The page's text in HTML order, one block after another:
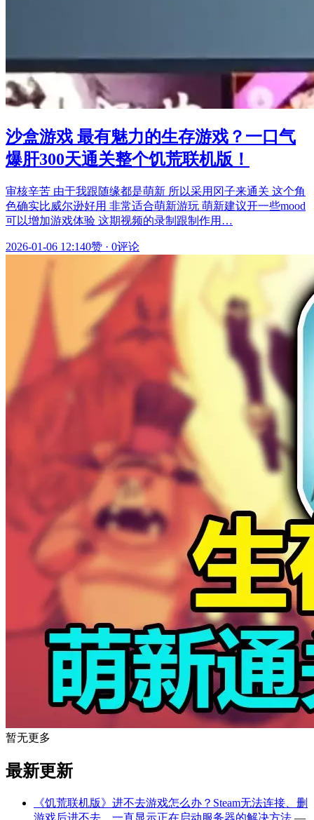
沙盒游戏 最有魅力的生存游戏？一口气
爆肝300天通关整个饥荒联机版！
审核辛苦 由于我跟随缘都是萌新 所以采用冈子来通关 这个角
色确实比威尔逊好用 非常适合萌新游玩 萌新建议开一些mood
可以增加游戏体验 这期视频的录制跟制作用…
2026-01-06 12:140赞 · 0评论
暂无更多
最新更新
《饥荒联机版》进不去游戏怎么办？Steam无法连接、删
游戏后进不去、一直显示正在启动服务器的解决方法 —